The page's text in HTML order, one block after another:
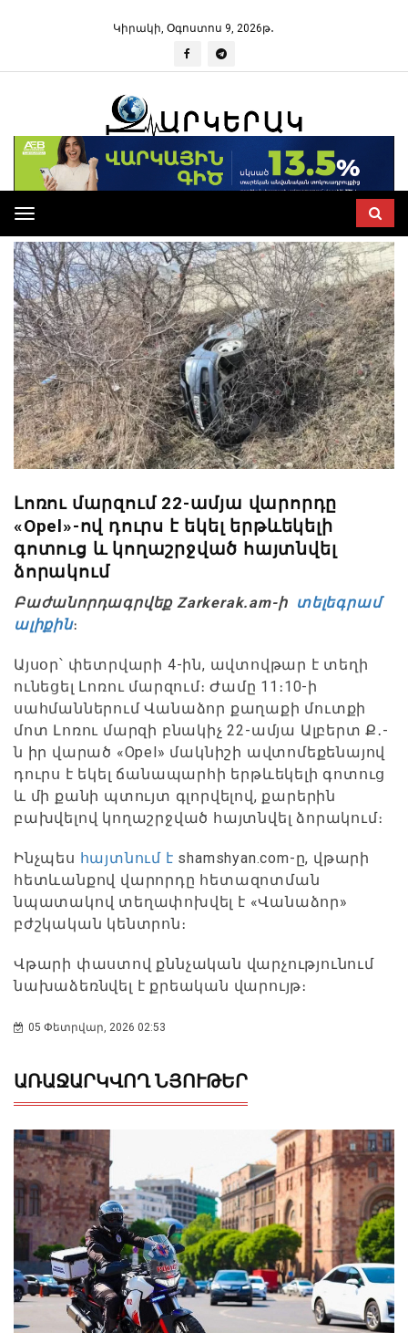
Կիրակի, Օգոստոս 9, 2026թ․
Toggle
navigation
Լոռու մարզում 22-ամյա վարորդը
«Opel»-ով դուրս է եկել երթևեկելի
գոտուց և կողաշրջված հայտնվել
ձորակում
Բաժանորդագրվեք Zarkerak.am-ի տելեգրամ
ալիքին։
Այսօր՝ փետրվարի 4-ին, ավտովթար է տեղի
ունեցել Լոռու մարզում։ Ժամը 11։10-ի
սահմաններում Վանաձոր քաղաքի մուտքի
մոտ Լոռու մարզի բնակիչ 22-ամյա Ալբերտ Ք․-
ն իր վարած «Opel» մակնիշի ավտոմեքենայով
դուրս է եկել ճանապարհի երթևեկելի գոտուց
և մի քանի պտույտ գլորվելով, քարերին
բախվելով կողաշրջված հայտնվել ձորակում։
Ինչպես հայտնում է shamshyan.com-ը, վթարի
հետևանքով վարորդը հետազոտման
նպատակով տեղափոխվել է «Վանաձոր»
բժշկական կենտրոն։
Վթարի փաստով քննչական վարչությունում
նախաձեռնվել է քրեական վարույթ։
05 Փետրվար, 2026 02:53
ԱՌԱՋԱՐԿՎՈՂ ՆՅՈՒԹԵՐ